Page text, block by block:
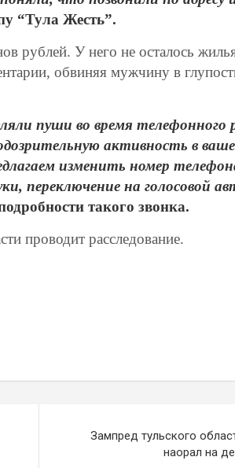
“Тула Жесть”.
рублей. У него не осталось
обвиняя мужчину в
пуши во время телефонного
активность в
изменить номер
переключение на голосовой
такого звонка.
проводит расследование.
Зампред тульского
наорал на